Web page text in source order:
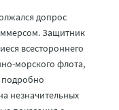
допрос
Защитник
всестороннего
морского флота,
подробно
незначительных